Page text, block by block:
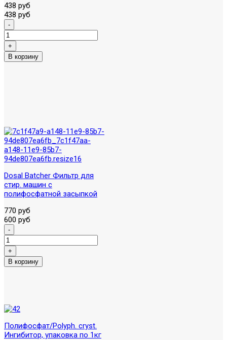
438 руб
438 руб
Dosal Batcher Фильтр для
стир. машин с
полифосфатной засыпкой
770 руб
600 руб
Полифосфат/Polyph. cryst.
Ингибитор, упаковка по 1кг